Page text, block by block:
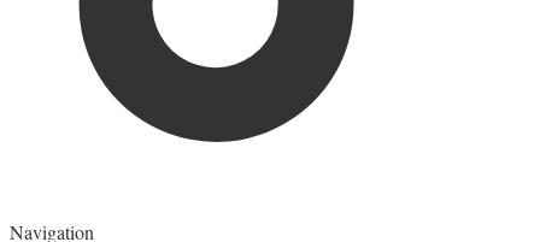
Navigation